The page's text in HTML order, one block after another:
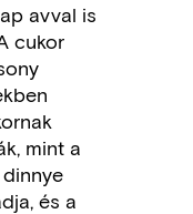
avval is
cukor
mint a
és a